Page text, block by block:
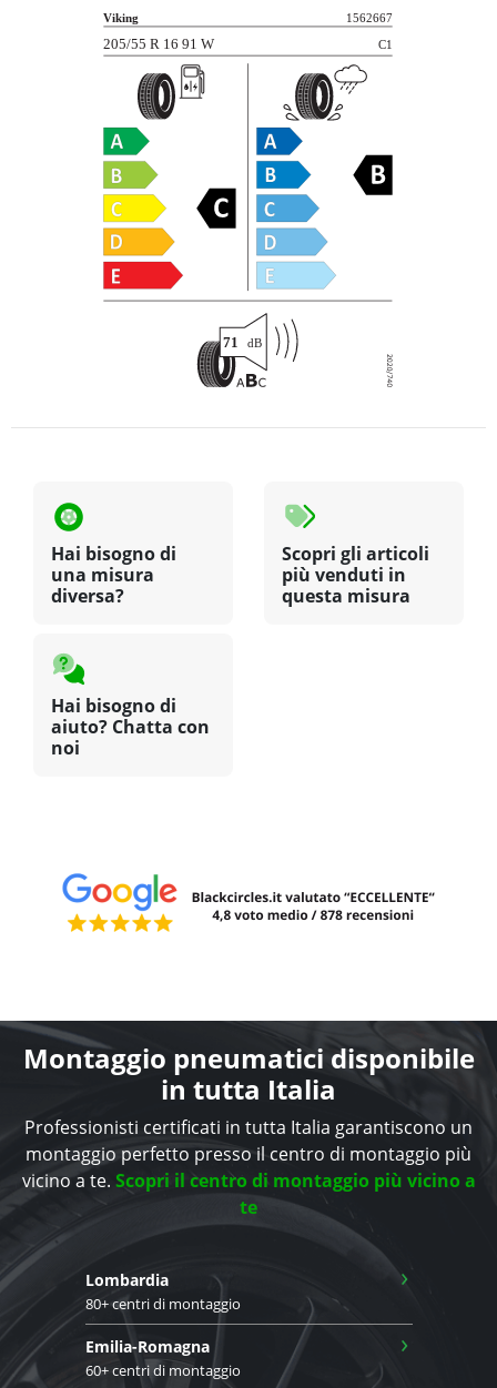
Hai bisogno di
una misura
diversa?
Scopri gli articoli
più venduti in
questa misura
Hai bisogno di
aiuto? Chatta con
noi
Montaggio pneumatici disponibile
in tutta Italia
Professionisti certificati in tutta Italia garantiscono un
montaggio perfetto presso il centro di montaggio più
vicino a te. Scopri il centro di montaggio più vicino a
te
Lombardia
80+ centri di montaggio
›
Emilia-Romagna
60+ centri di montaggio
›